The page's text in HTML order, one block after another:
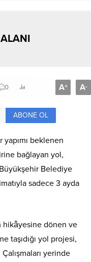
0 A+ A-
ABONE OL
yapımı beklenen
bağlayan yol,
Belediye
sadece 3 ayda
hikâyesine dönen ve
taşıdığı yol projesi,
yerinde